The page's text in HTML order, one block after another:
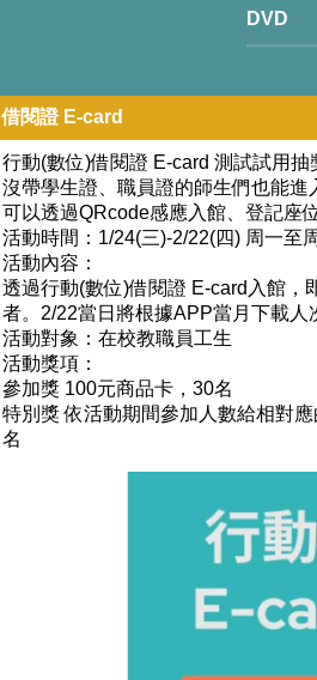
DVD
借閱證 E-card
行動(數位)借閱證 E-card 測試試用
沒帶學生證、職員證的師生們也能
可以透過QRcode感應入館、登記座
活動時間：1/24(三)-2/22(四) 周一至
活動內容：
透過行動(數位)借閱證 E-card入館，
者。2/22當日將根據APP當月下載人
活動對象：在校教職員工生
活動獎項：
參加獎 100元商品卡，30名
特別獎 依活動期間參加人數給相對
名